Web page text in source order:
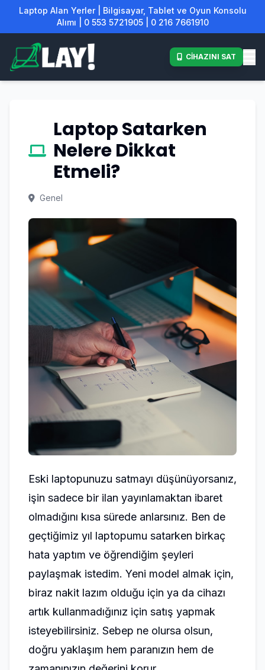
Laptop Alan Yerler | Bilgisayar, Tablet ve Oyun Konsolu
Alımı | 0 553 5721905 | 0 216 7661910
CİHAZINI SAT
Laptop Satarken
Nelere Dikkat
Etmeli?
Genel
Eski laptopunuzu satmayı düşünüyorsanız,
işin sadece bir ilan yayınlamaktan ibaret
olmadığını kısa sürede anlarsınız. Ben de
geçtiğimiz yıl laptopumu satarken birkaç
hata yaptım ve öğrendiğim şeyleri
paylaşmak istedim. Yeni model almak için,
biraz nakit lazım olduğu için ya da cihazı
artık kullanmadığınız için satış yapmak
isteyebilirsiniz. Sebep ne olursa olsun,
doğru yaklaşım hem paranızın hem de